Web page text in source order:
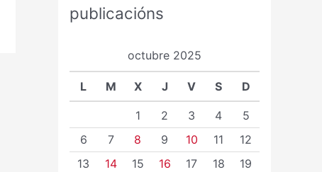
publicacións
octubre 2025
L M X J V S D
1 2 3 4
5
6
7 8 9 10 11
12
13
14 15 16 17 18
19